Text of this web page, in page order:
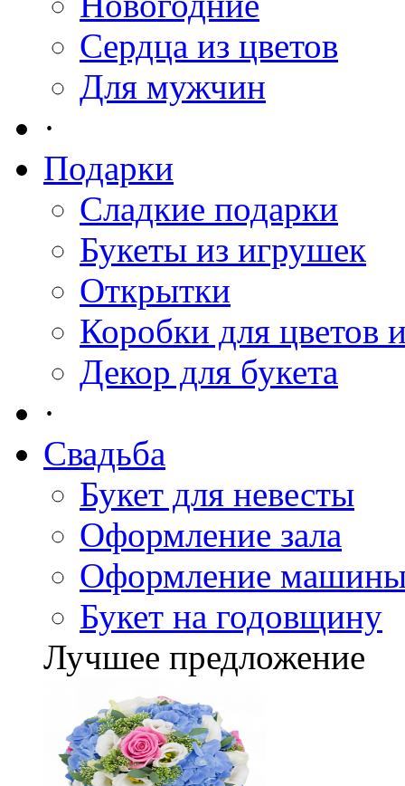
Сердца из цветов
Для мужчин
·
Подарки
Сладкие подарки
Букеты из игрушек
Открытки
Коробки для цветов
Декор для букета
·
Свадьба
Букет для невесты
Оформление зала
Оформление
Букет на годовщину
Лучшее предложение